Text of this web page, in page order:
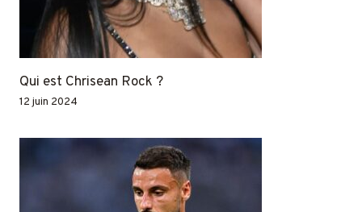
Qui est Chrisean Rock ?
12 juin 2024